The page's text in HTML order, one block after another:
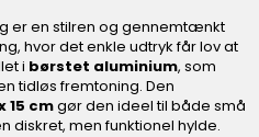
er en stilren og gennemtænkt
hvor det enkle udtryk får lov at
i børstet aluminium, som
tidløs fremtoning. Den
15 cmgør den ideel til både små
diskret, men funktionel hylde.